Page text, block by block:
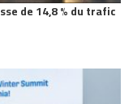
de 14,8 % du trafic